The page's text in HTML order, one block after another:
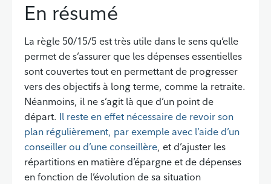
Retour à la table des matières
En résumé
La règle 50/15/5 est très utile dans le sens qu’elle
permet de s’assurer que les dépenses essentielles
sont couvertes tout en permettant de progresser
vers des objectifs à long terme, comme la retraite.
Néanmoins, il ne s’agit là que d’un point de
départ. Il reste en effet nécessaire de revoir son
plan régulièrement, par exemple avec l’aide d’un
conseiller ou d’une conseillère, et d’ajuster les
répartitions en matière d’épargne et de dépenses
en fonction de l’évolution de sa situation